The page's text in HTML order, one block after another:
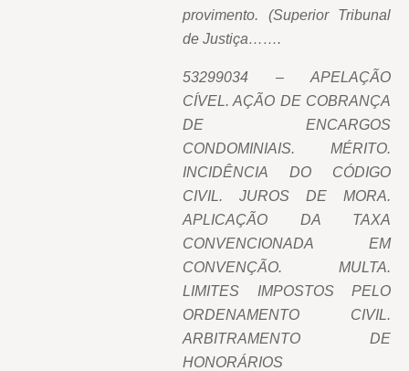
provimento. (Superior Tribunal
de Justiça…….
53299034 – APELAÇÃO
CÍVEL. AÇÃO DE COBRANÇA
DE ENCARGOS
CONDOMINIAIS. MÉRITO.
INCIDÊNCIA DO CÓDIGO
CIVIL. JUROS DE MORA.
APLICAÇÃO DA TAXA
CONVENCIONADA EM
CONVENÇÃO. MULTA.
LIMITES IMPOSTOS PELO
ORDENAMENTO CIVIL.
ARBITRAMENTO DE
HONORÁRIOS